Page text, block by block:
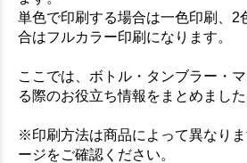
単色で印刷する場合は一色印刷、2
合はフルカラー印刷になります。
ここでは、ボトル・タンブラー・
る際のお役立ち情報をまとめました
※印刷方法は商品によって異なり
ージをご確認ください。